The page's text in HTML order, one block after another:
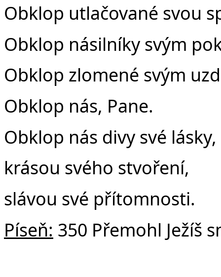
Obklop utlačované svou
Obklop násilníky svým
Obklop zlomené svým
Obklop nás, Pane.
Obklop nás divy své lásky,
krásou svého stvoření,
slávou své přítomnosti.
Píseň: 350 Přemohl Ježíš